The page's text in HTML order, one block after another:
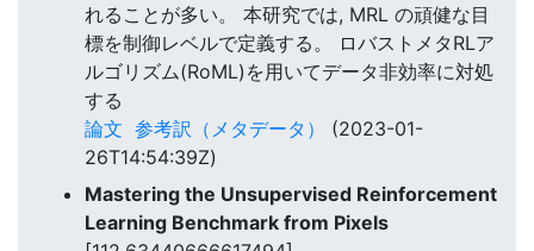
れることが多い。 本研究では, MRL の頑健な目
標を制御レベルで定義する。 ロバストメタRLア
ルゴリズム(RoML)を用いてデータ非効率に対処
する
論文 参考訳（メタデータ）
(2023-01-
26T14:54:39Z)
Mastering the Unsupervised Reinforcement
Learning Benchmark from Pixels